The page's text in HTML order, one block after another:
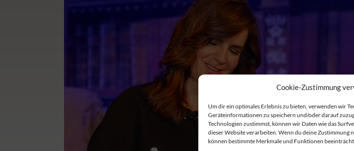
Cookie-Zustimmung
Um dir ein optimales Erlebnis zu bieten, verwenden wir
Geräteinformationen zu speichern und/oder darauf
Technologien zustimmst, können wir Daten wie das
dieser Website verarbeiten. Wenn du deine Zustimmung
können bestimmte Merkmale und Funktionen